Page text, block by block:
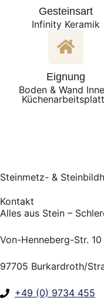
Gesteinsart
Infinity Keramik
Eignung
Boden & Wand
Steinmetz- &
Kontakt
Alles aus Stein –
Von-Henneberg-Str. 10
97705 Burkardroth/
+49 (0) 9734 455